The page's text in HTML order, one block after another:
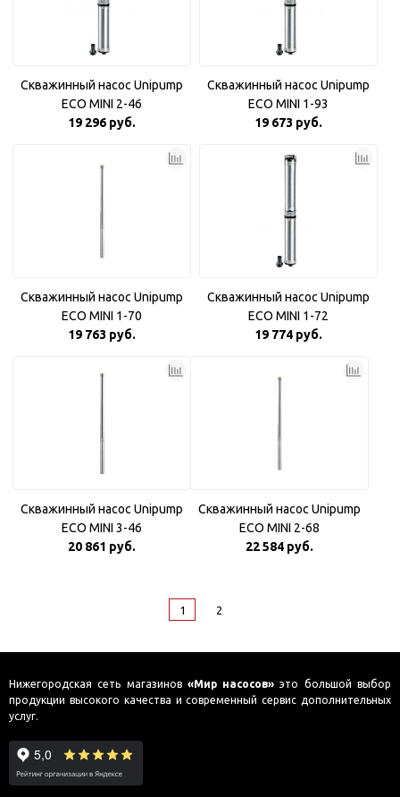
Скважинный насос Unipump
ECO MINI 2-46
19 296 руб.
Скважинный насос Unipump
ECO MINI 1-93
19 673 руб.
Скважинный насос Unipump
ECO MINI 1-70
19 763 руб.
Скважинный насос Unipump
ECO MINI 1-72
19 774 руб.
Скважинный насос Unipump
ECO MINI 3-46
20 861 руб.
Скважинный насос Unipump
ECO MINI 2-68
22 584 руб.
1 2
Нижегородская сеть магазинов «Мир насосов» это большой выбор
продукции высокого качества и современный сервис дополнительных
услуг.